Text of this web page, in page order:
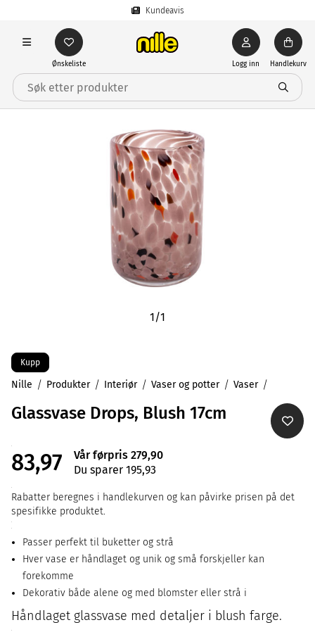
Kundeavis
Ønskeliste Logg inn Handlekurv
1/1
Kupp
Nille Produkter Interiør Vaser og potter Vaser
Glassvase Drops, Blush 17cm
83,97
Vår førpris 279,90
Du sparer 195,93
Rabatter beregnes i handlekurven og kan påvirke prisen på det
spesifikke produktet.
Passer perfekt til buketter og strå
Hver vase er håndlaget og unik og små forskjeller kan
forekomme
Dekorativ både alene og med blomster eller strå i
Håndlaget glassvase med detaljer i blush farge.